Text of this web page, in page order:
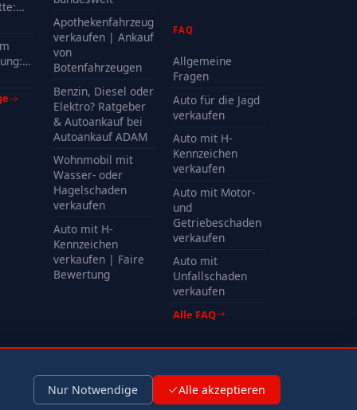
Apothekenfahrzeug
verkaufen | Ankauf
von
Botenfahrzeugen
Benzin, Diesel oder
Elektro? Ratgeber
& Autoankauf bei
Autoankauf ADAM
Wohnmobil mit
Wasser- oder
Hagelschaden
verkaufen
Auto mit H-
Kennzeichen
verkaufen | Faire
Bewertung
FAQ
Allgemeine
Fragen
Auto für die Jagd
verkaufen
Auto mit H-
Kennzeichen
verkaufen
Auto mit Motor-
und
Getriebeschaden
verkaufen
Auto mit
Unfallschaden
verkaufen
Alle FAQ
Nur Notwendige Alle akzeptieren